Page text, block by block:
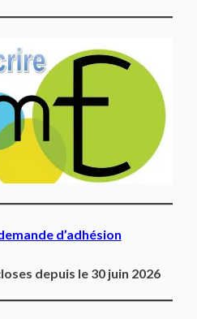
d’adhésion
depuis le 30 juin 2026